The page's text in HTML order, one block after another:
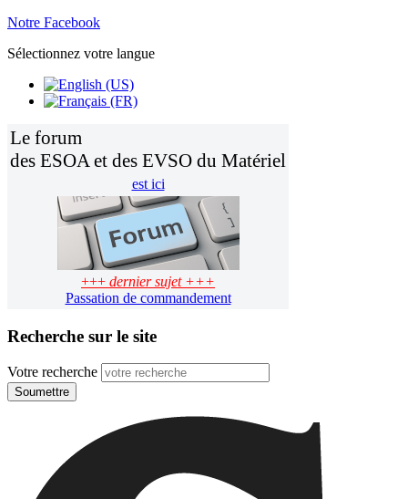
Notre Facebook
Sélectionnez votre langue
Le forum
des ESOA et des EVSO du Matériel
est ici
+++ dernier sujet +++
Passation de commandement
Recherche sur le site
Votre recherche
Soumettre